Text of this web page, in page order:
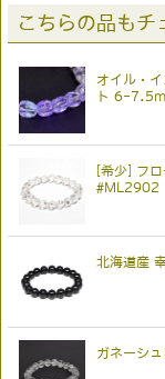
こちらの品もチ
オイル・
ト 6-
[希少] フ
#ML2902
北海道産
ガネーシ